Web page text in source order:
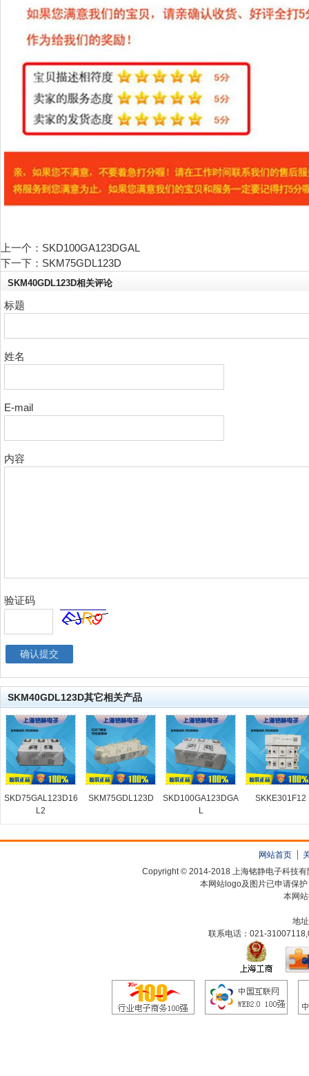
热门搜索：
SKM40GDL123D
上一个： SKD100GA123DGAL
下一下： SKM75GDL123D
SKM40GDL123D相关评论
标题
姓名
E-mail
内容
验证码
SKM40GDL123D其它相关产品
SKD75GAL123D16
L2
SKM75GDL123D
SKD100GA123DGA
L
SKKE301F12
网站首页
Copyright © 2014-2018 上海铭静电子科技
本网站logo及图片已申请保
本网
地
联系电话：021-